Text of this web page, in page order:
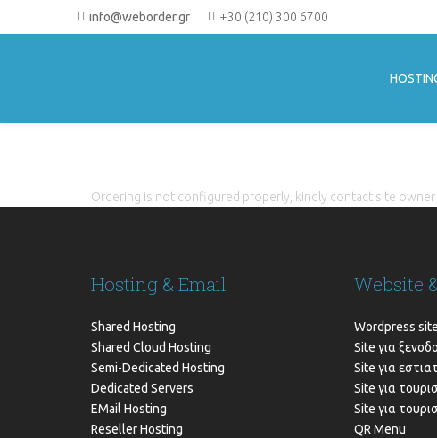
info@weborder.gr +30 (210) 300 6700
Ordering is not configured properly, kindly contact site owner
Hosting & Email
Shared Hosting
Shared Cloud Hosting
Semi-Dedicated Hosting
Dedicated Servers
EMail Hosting
Reseller Hosting
Website
Wordpress
Site για
Site για
Site για
Site για
QR Menu